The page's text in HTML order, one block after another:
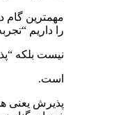
مهمترین
را داریم
نیست بلکه
است.
پذیرش یعنی